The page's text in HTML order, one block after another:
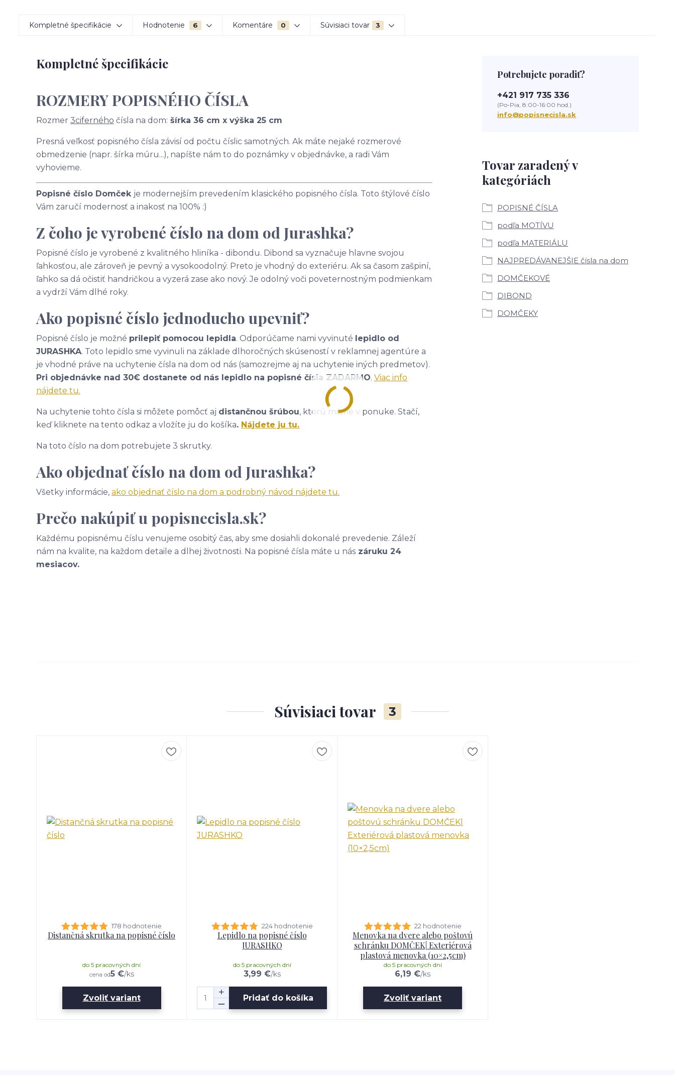
Kompletné špecifikácie Hodnotenie 6 Komentáre 0 Súvisiaci tovar 3
Kompletné špecifikácie
ROZMERY POPISNÉHO ČÍSLA
Rozmer 3ciferného čísla na dom: šírka 36 cm x výška 25 cm
Presná veľkosť popisného čísla závisí od počtu číslic samotných. Ak máte nejaké rozmerové
obmedzenie (napr. šírka múru...), napíšte nám to do poznámky v objednávke, a radi Vám
vyhovieme.
Popisné číslo Domček je modernejším prevedením klasického popisného čísla. Toto štýlové číslo
Vám zaručí modernosť a inakosť na 100% :)
Z čoho je vyrobené číslo na dom od Jurashka?
Popisné číslo je vyrobené z kvalitného hliníka - dibondu. Dibond sa vyznačuje hlavne svojou
ľahkosťou, ale zároveň je pevný a vysokoodolný. Preto je vhodný do exteriéru. Ak sa časom zašpiní,
ľahko sa dá očistiť handričkou a vyzerá zase ako nový. Je odolný voči poveternostným podmienkam
a vydrží Vám dlhé roky.
Ako popisné číslo jednoducho upevniť?
Popisné číslo je možné prilepiť pomocou lepidla. Odporúčame nami vyvinuté lepidlo od
JURASHKA. Toto lepidlo sme vyvinuli na základe dlhoročných skúseností v reklamnej agentúre a
je vhodné práve na uchytenie čísla na dom od nás (samozrejme aj na uchytenie iných predmetov).
Pri objednávke nad 30€ dostanete od nás lepidlo na popisné čísla ZADARMO. Viac info
nájdete tu.
Na uchytenie tohto čísla si môžete pomôcť aj distančnou šrúbou, ktorú máme v ponuke. Stačí,
keď kliknete na tento odkaz a vložíte ju do košíka. Nájdete ju tu.
Na toto číslo na dom potrebujete 3 skrutky.
Ako objednať číslo na dom od Jurashka?
Všetky informácie, ako objednať číslo na dom a podrobný návod nájdete tu.
Prečo nakúpiť u popisnecisla.sk?
Každému popisnému číslu venujeme osobitý čas, aby sme dosiahli dokonalé prevedenie. Záleží
nám na kvalite, na každom detaile a dlhej životnosti. Na popisné čísla máte u nás záruku 24
mesiacov.
Tovar zaradený v
kategóriách
POPISNÉ ČÍSLA
podľa MOTÍVU
podľa MATERIÁLU
NAJPREDÁVANEJŠIE čísla na dom
DOMČEKOVÉ
DIBOND
DOMČEKY
Potrebujete poradiť?
+421 917 735 336
(Po-Pia, 8:00-16:00 hod.)
info@popisnecisla.sk
Súvisiaci tovar 3
178 hodnotenie
Distančná skrutka na popisné číslo
cena od5 €/ks
do 5 pracovných dní
Zvoliť variant
224 hodnotenie
Lepidlo na popisné číslo
JURASHKO
3,99 €/ks
do 5 pracovných dní
Pridať do košíka
22 hodnotenie
Menovka na dvere alebo poštovú
schránku DOMČEK| Exteriérová
plastová menovka (10×2,5cm)
6,19 €/ks
do 5 pracovných dní
Zvoliť variant